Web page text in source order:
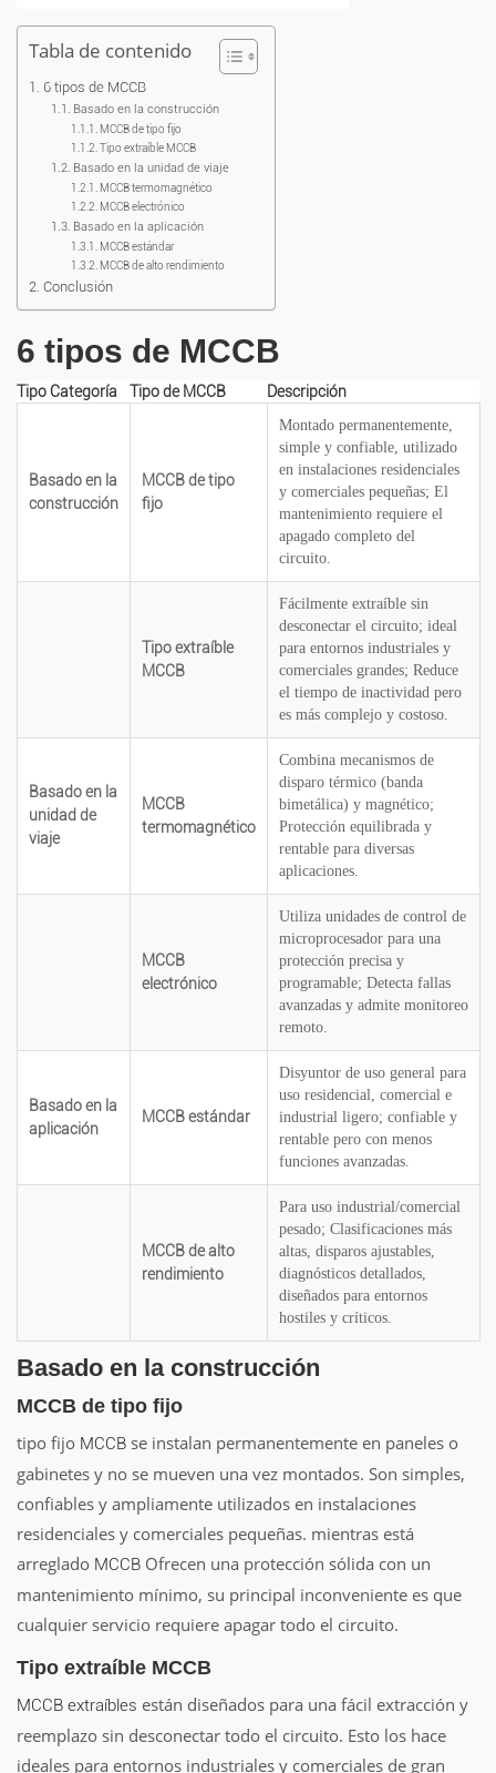
Tabla de contenido
6 tipos de MCCB
Basado en la construcción
MCCB de tipo fijo
Tipo extraíble MCCB
Basado en la unidad de viaje
MCCB termomagnético
MCCB electrónico
Basado en la aplicación
MCCB estándar
MCCB de alto rendimiento
Conclusión
6 tipos de MCCB
Tipo Categoría Tipo de MCCB Descripción
Basado en la
construcción
MCCB de tipo
fijo
Montado permanentemente,
simple y confiable, utilizado
en instalaciones residenciales
y comerciales pequeñas; El
mantenimiento requiere el
apagado completo del
circuito.
Tipo extraíble
MCCB
Fácilmente extraíble sin
desconectar el circuito; ideal
para entornos industriales y
comerciales grandes; Reduce
el tiempo de inactividad pero
es más complejo y costoso.
Basado en la
unidad de
viaje
MCCB
termomagnético
Combina mecanismos de
disparo térmico (banda
bimetálica) y magnético;
Protección equilibrada y
rentable para diversas
aplicaciones.
MCCB
electrónico
Utiliza unidades de control de
microprocesador para una
protección precisa y
programable; Detecta fallas
avanzadas y admite monitoreo
remoto.
Basado en la
aplicación
MCCB estándar
Disyuntor de uso general para
uso residencial, comercial e
industrial ligero; confiable y
rentable pero con menos
funciones avanzadas.
MCCB de alto
rendimiento
Para uso industrial/comercial
pesado; Clasificaciones más
altas, disparos ajustables,
diagnósticos detallados,
diseñados para entornos
hostiles y críticos.
Basado en la construcción
MCCB de tipo fijo
tipo fijo MCCB se instalan permanentemente en paneles o
gabinetes y no se mueven una vez montados. Son simples,
confiables y ampliamente utilizados en instalaciones
residenciales y comerciales pequeñas. mientras está
arreglado MCCB Ofrecen una protección sólida con un
mantenimiento mínimo, su principal inconveniente es que
cualquier servicio requiere apagar todo el circuito.
Tipo extraíble MCCB
MCCB extraíbles están diseñados para una fácil extracción y
reemplazo sin desconectar todo el circuito. Esto los hace
ideales para entornos industriales y comerciales de gran